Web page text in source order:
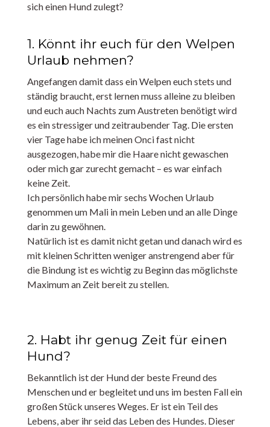
sich einen Hund zulegt?
1. Könnt ihr euch für den Welpen
Urlaub nehmen?
Angefangen damit dass ein Welpen euch stets und
ständig braucht, erst lernen muss alleine zu bleiben
und euch auch Nachts zum Austreten benötigt wird
es ein stressiger und zeitraubender Tag. Die ersten
vier Tage habe ich meinen Onci fast nicht
ausgezogen, habe mir die Haare nicht gewaschen
oder mich gar zurecht gemacht – es war einfach
keine Zeit.
Ich persönlich habe mir sechs Wochen Urlaub
genommen um Mali in mein Leben und an alle Dinge
darin zu gewöhnen.
Natürlich ist es damit nicht getan und danach wird es
mit kleinen Schritten weniger anstrengend aber für
die Bindung ist es wichtig zu Beginn das möglichste
Maximum an Zeit bereit zu stellen.
2. Habt ihr genug Zeit für einen
Hund?
Bekanntlich ist der Hund der beste Freund des
Menschen und er begleitet und uns im besten Fall ein
großen Stück unseres Weges. Er ist ein Teil des
Lebens, aber ihr seid das Leben des Hundes. Dieser